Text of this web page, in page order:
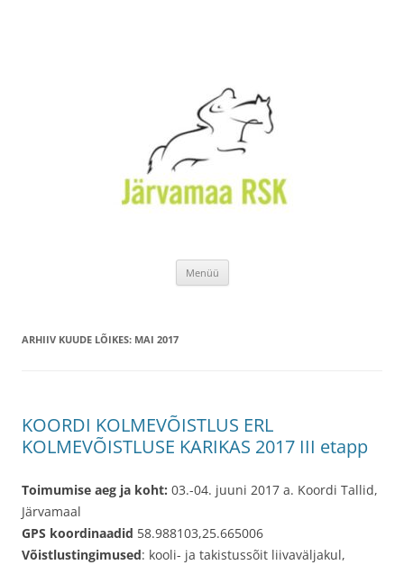
Menüü Liigu
juurde
ARHIIV KUUDE LÕIKES: MAI 2017
KOORDI KOLMEVÕISTLUS ERL
KOLMEVÕISTLUSE KARIKAS 2017 III etapp
Toimumise aeg ja koht: 03.-04. juuni 2017 a. Koordi Tallid,
Järvamaal
GPS koordinaadid 58.988103,25.665006
Võistlustingimused: kooli- ja takistussõit liivaväljakul,